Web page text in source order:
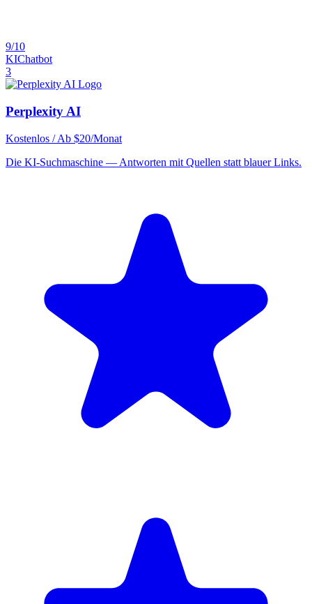
9/10
KIChatbot
3
Perplexity AI
Kostenlos / Ab $20/Monat
Die KI-Suchmaschine — Antworten mit Quellen statt blauer Links.